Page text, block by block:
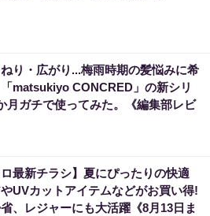
ねり・広がり...梅雨時期の髪悩みに希
matsukiyo CONCRED」の新シリ
月ガチで使ってみた。《編集部レビ
ロ最新チラシ】夏にぴったりの快適
UVカットアイテムなどがお買い得!
、レジャーにも大活躍《8月13日ま